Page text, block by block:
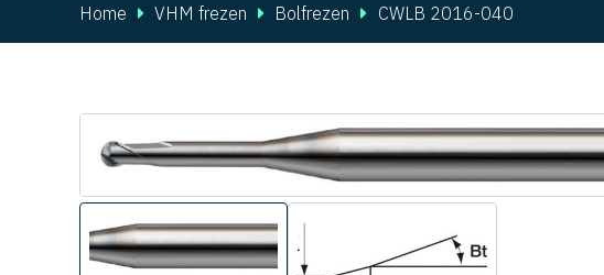
Home VHM frezen Bolfrezen CWLB 2016-040